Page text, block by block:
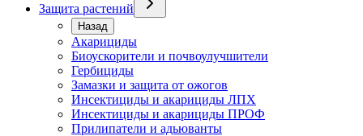
Защита растений
Назад
Акарициды
Биоускорители и почвоулучшители
Гербициды
Замазки и защита от ожогов
Инсектициды и акарициды ЛПХ
Инсектициды и акарициды ПРОФ
Прилипатели и адьюванты